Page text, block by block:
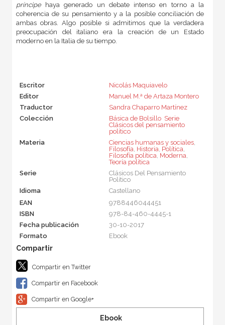
príncipehaya generado un debate intenso en torno a la
coherencia de su pensamiento y a la posible conciliación de
ambas obras. Algo posible si admitimos que la verdadera
preocupación del italiano era la creación de un Estado
moderno en la Italia de su tiempo.
Escritor
Nicolás Maquiavelo
Editor
Manuel M.ª de Artaza Montero
Traductor
Sandra Chaparro Martínez
Colección
Básica de Bolsillo  Serie
Clásicos del pensamiento
político
Materia
Ciencias humanas y sociales,
Filosofía Historia Política
Filosofía política Moderna
Teoría política
Serie
Clásicos Del Pensamiento
Político
Idioma
Castellano
EAN
9788446044451
ISBN
978-84-460-4445-1
Fecha publicación
30-10-2017
Formato
Ebook
Compartir en Twitter
Compartir en Facebook
Compartir en Google+
Ebook